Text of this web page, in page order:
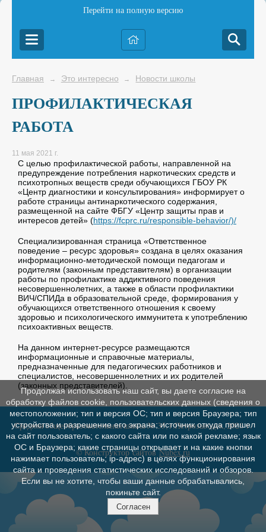
Перейти на полную версию
Главная → Это интересно → Новости школы
ПРОФИЛАКТИЧЕСКАЯ
РАБОТА
11 мая 2021 г.
С целью профилактической работы, направленной на
предупреждение потребления наркотических средств и
психотропных веществ среди обучающихся ГБОУ РК
«Центр диагностики и консультирования» информирует о
работе страницы антинаркотического содержания,
размещенной на сайте ФБГУ «Центр защиты прав и
интересов детей» (https://fcprc.ru/responsible-behavior/)/
Специализированная страница «Ответственное
поведение – ресурс здоровья» создана в целях оказания
информационно-методической помощи педагогам и
родителям (законным представителям) в организации
работы по профилактике аддиктивного поведения
несовершеннолетних, а также в области профилактики
ВИЧ/СПИДа в образовательной среде, формирования у
обучающихся ответственного отношения к своему
здоровью и психологического иммунитета к употреблению
психоактивных веществ.
На данном интернет-ресурсе размещаются
информационные и справочные материалы,
предназначенные для педагогических работников и
специалистов, несовершеннолетних и их родителей
(законных представителей).
Средняя общеобразовательная школа № 35, г.Петрозаводск, 2026 г.
© Конструктор сайтовNubex.ru
Продолжая использовать наш сайт, вы даете согласие на
обработку файлов cookie, пользовательских данных (сведения о
местоположении; тип и версия ОС; тип и версия Браузера; тип
устройства и разрешение его экрана; источник откуда пришел
на сайт пользователь; с какого сайта или по какой рекламе; язык
ОС и Браузера; какие страницы открывает и на какие кнопки
нажимает пользователь; ip-адрес) в целях функционирования
сайта и проведения статистических исследований и обзоров.
Если вы не хотите, чтобы ваши данные обрабатывались,
покиньте сайт.
Согласен